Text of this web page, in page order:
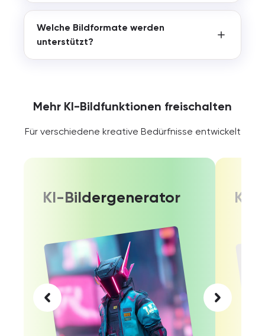
Welche Bildformate werden
unterstützt?
Mehr KI-Bildfunktionen freischalten
Für verschiedene kreative Bedürfnisse entwickelt
KI-Bildergenerator KI-